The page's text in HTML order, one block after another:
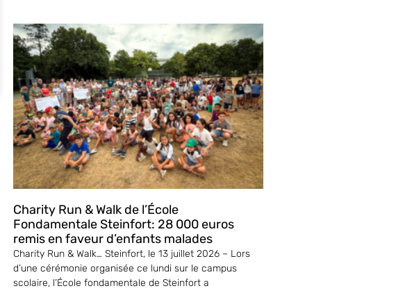
Charity Run & Walk de l’École
Fondamentale Steinfort: 28 000 euros
remis en faveur d’enfants malades
Charity Run & Walk… Steinfort, le 13 juillet 2026 – Lors
d’une cérémonie organisée ce lundi sur le campus
scolaire, l’École fondamentale de Steinfort a